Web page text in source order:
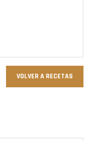
VOLVER A RECETAS